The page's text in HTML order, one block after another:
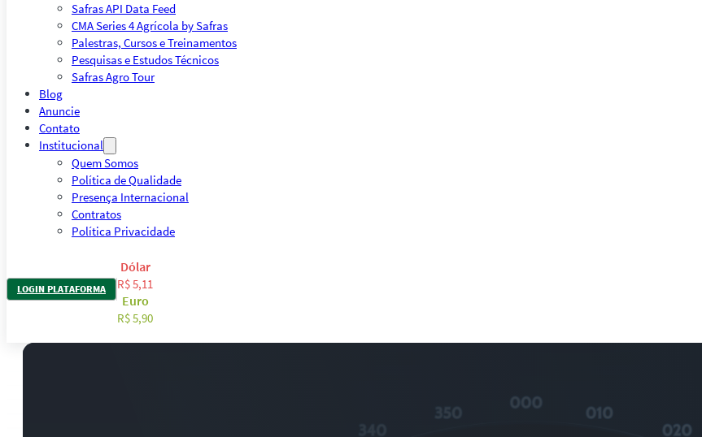
Safras API Data Feed
CMA Series 4 Agrícola by Safras
Palestras, Cursos e Treinamentos
Pesquisas e Estudos Técnicos
Safras Agro Tour
Blog
Anuncie
Contato
Institucional
Quem Somos
Política de Qualidade
Presença Internacional
Contratos
Política Privacidade
LOGIN PLATAFORMA
Dólar
R$ 5,11
Euro
R$ 5,90